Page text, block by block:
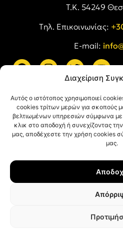
Διαχείριση
Αυτός ο ιστότοπος χρησιμοποιεί
cookies τρίτων μερών για σκοπούς
βελτιωμένων υπηρεσιών σύμφωνα με
κλικ στο αποδοχή ή συνεχίζοντας
μας, αποδέχεστε την χρήση cookies
μας.
Τ.Κ. 54249
Tηλ. Επικοινωνίας:
E-mail:
Όροι
Πολιτική
© ΑΡΗΣ Α.Σ. All rights reserved.